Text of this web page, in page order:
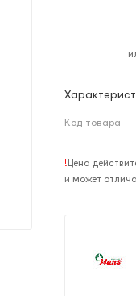
Код товара —
! Цена
и может